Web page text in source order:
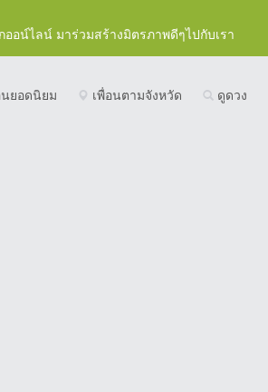
อน์ไลน์ มาร่วมสร้างมิตรภาพดีๆไปกับเรา
นยอดนิยม เพื่อนตามจังหวัด ดูดวง